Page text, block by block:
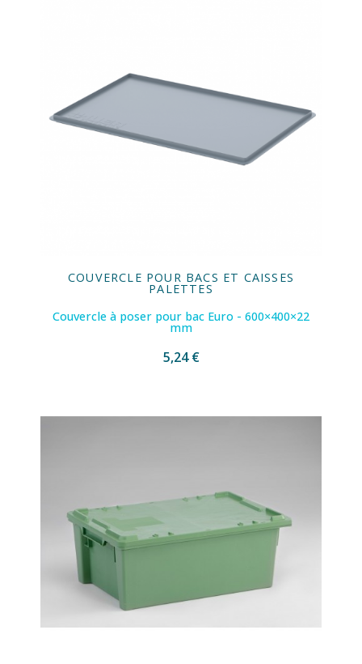
COUVERCLE POUR BACS ET CAISSES
PALETTES
Couvercle à poser pour bac Euro - 600×400×22
mm
5,24 €